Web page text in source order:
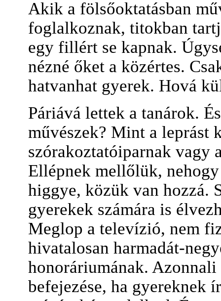
Akik a fölsőoktatásban
foglalkoznak, titokban
egy fillért se kapnak.
nézné őket a közértes.
hatvanhat gyerek. Hová
Páriává lettek a tanárok.
művészek? Mint a leprást
szórakoztatóiparnak vagy
Ellépnek mellőlük,
higgye, közük van hozzá.
gyerekek számára is
Meglop a televízió, nem
hivatalosan harmadát-
honoráriumának. Azonnali
befejezése, ha gyereknek